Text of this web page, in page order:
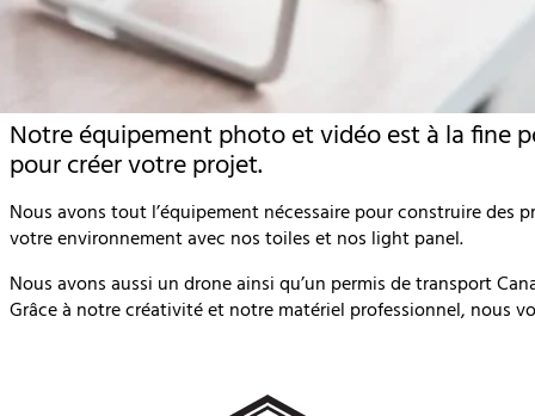
Notre équipement photo et vidéo est à la fine
pour créer votre projet.
Nous avons tout l’équipement nécessaire pour construire des
votre environnement avec nos toiles et nos light panel.
Nous avons aussi un drone ainsi qu’un permis de transport
Grâce à notre créativité et notre matériel professionnel, nous